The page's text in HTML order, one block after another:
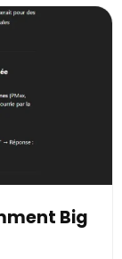
en
Big